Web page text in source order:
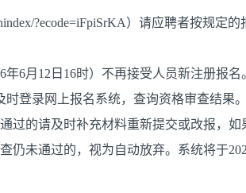
?ecode=iFpiSrKA）请应聘者按规定
年6月12日16时）不再接受人员新注册报
时登录网上报名系统，查询资格审查结果
过的请及时补充材料重新提交或改报，如
仍未通过的，视为自动放弃。系统将于